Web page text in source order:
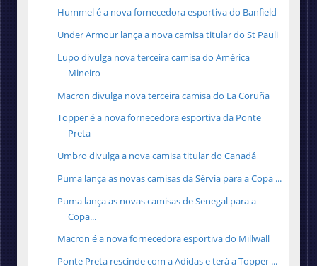
Hummel é a nova fornecedora esportiva do Banfield
Under Armour lança a nova camisa titular do St Pauli
Lupo divulga nova terceira camisa do América
Mineiro
Macron divulga nova terceira camisa do La Coruña
Topper é a nova fornecedora esportiva da Ponte
Preta
Umbro divulga a nova camisa titular do Canadá
Puma lança as novas camisas da Sérvia para a Copa ...
Puma lança as novas camisas de Senegal para a
Copa...
Macron é a nova fornecedora esportiva do Millwall
Ponte Preta rescinde com a Adidas e terá a Topper ...